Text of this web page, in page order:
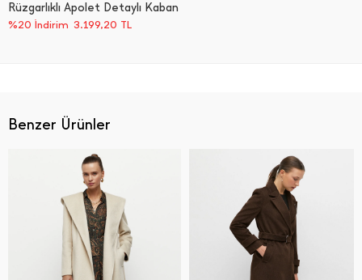
Benzer Ürünler
Rüzgarlıklı Apolet Detaylı Kaban
%20 İndirim 3.199,20 TL